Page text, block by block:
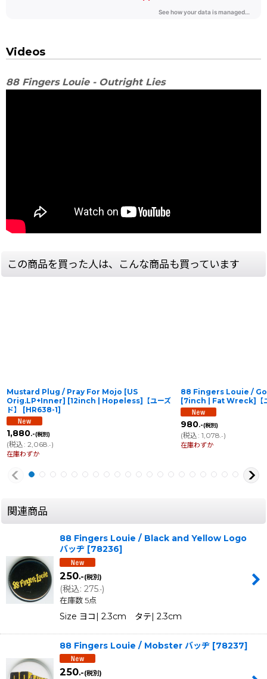
Videos
88 Fingers Louie - Outright Lies
この商品を買った人は、こんな商品も買っています
Mustard Plug / Pray For Mojo [US
Orig.LP+Inner] [12inch | Hopeless]【ユーズ
ド】
[HR638-1]
1,880.-(税別)
(税込: 2,068 .-)
在庫わずか
88 Fingers Louie / Go
[7inch | Fat Wreck]【
980.-(税別)
(税込: 1,078 .-)
在庫わずか
関連商品
88 Fingers Louie / Black and Yellow Logo
バッヂ [78236]
250.-(税別)
(税込: 275.-)
在庫数 5点
Size ヨコ| 2.3cm タテ| 2.3cm
88 Fingers Louie / Mobster バッヂ [78237]
250.-(税別)